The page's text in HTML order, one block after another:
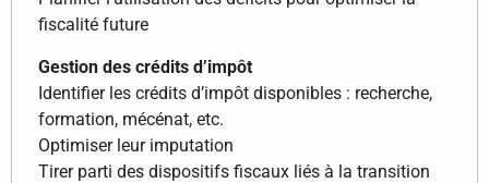
fiscalité future
Gestion des crédits d’impôt
Identifier les crédits d’impôt disponibles : recherche,
formation, mécénat, etc.
Optimiser leur imputation
Tirer parti des dispositifs fiscaux liés à la transition